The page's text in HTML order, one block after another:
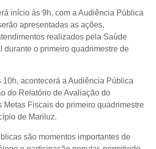
início às 9h, com a Audiência Pública
apresentadas as ações,
realizados pela Saúde
durante o primeiro quadrimestre de
10h, acontecerá a Audiência Pública
do Relatório de Avaliação do
Metas Fiscais do primeiro quadrimestre
de Mariluz.
são momentos importantes de